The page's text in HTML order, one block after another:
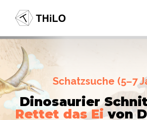
Schatzsuche (5–7
Dinosaurier
Rettet das Ei von
Escape Room (ab 8 oder
Locked-up Agents:
des